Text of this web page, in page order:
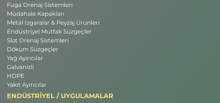
Fuga Drenaj Sistemleri
Müdahale Kapakları
Metal Izgaralar & Peyzaj Ürünleri
Endüstriyel Mutfak Süzgeçler
Slot Drenaj Sistemleri
Döküm Süzgeçler
Yağ Ayırıcılar
Galvanizli
HDPE
Yakıt Ayırıcılar
ENDÜSTRİYEL / UYGULAMALAR